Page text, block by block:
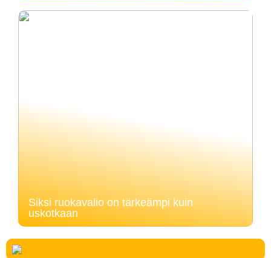
Siksi ruokavalio on tärkeämpi kuin
uskotkaan